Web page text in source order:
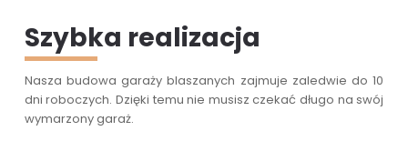
Szybka realizacja
Nasza budowa garaży blaszanych zajmuje zaledwie do 10
dni roboczych. Dzięki temu nie musisz czekać długo na swój
wymarzony garaż.